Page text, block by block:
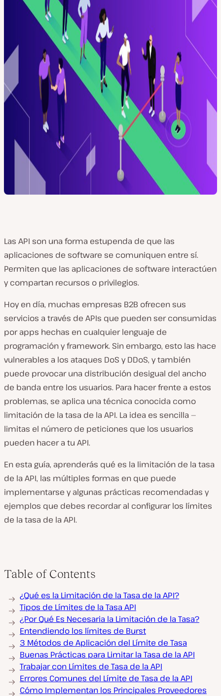
Las API son una forma estupenda de que las
aplicaciones de software se comuniquen entre sí.
Permiten que las aplicaciones de software interactúen
y compartan recursos o privilegios.
Hoy en día, muchas empresas B2B ofrecen sus
servicios a través de APIs que pueden ser consumidas
por apps hechas en cualquier lenguaje de
programación y framework. Sin embargo, esto las hace
vulnerables a los ataques DoS y DDoS, y también
puede provocar una distribución desigual del ancho
de banda entre los usuarios. Para hacer frente a estos
problemas, se aplica una técnica conocida como
limitación de la tasa de la API. La idea es sencilla —
limitas el número de peticiones que los usuarios
pueden hacer a tu API.
En esta guía, aprenderás qué es la limitación de la tasa
de la API, las múltiples formas en que puede
implementarse y algunas prácticas recomendadas y
ejemplos que debes recordar al configurar los límites
de la tasa de la API.
Table of Contents
¿Qué es la Limitación de la Tasa de la API?
Tipos de Límites de la Tasa API
¿Por Qué Es Necesaria la Limitación de la Tasa?
Entendiendo los límites de Burst
3 Métodos de Aplicación del Límite de Tasa
Buenas Prácticas para Limitar la Tasa de la API
Trabajar con Límites de Tasa de la API
Errores Comunes del Límite de Tasa de la API
Cómo Implementan los Principales Proveedores